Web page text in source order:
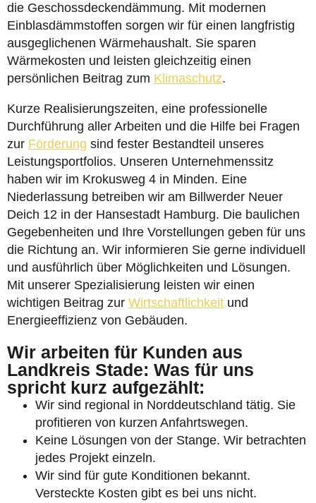
die Geschossdeckendämmung. Mit modernen
Einblasdämmstoffen sorgen wir für einen langfristig
ausgeglichenen Wärmehaushalt. Sie sparen
Wärmekosten und leisten gleichzeitig einen
persönlichen Beitrag zum Klimaschutz.
Kurze Realisierungszeiten, eine professionelle
Durchführung aller Arbeiten und die Hilfe bei Fragen
zur Förderung sind fester Bestandteil unseres
Leistungsportfolios. Unseren Unternehmenssitz
haben wir im Krokusweg 4 in Minden. Eine
Niederlassung betreiben wir am Billwerder Neuer
Deich 12 in der Hansestadt Hamburg. Die baulichen
Gegebenheiten und Ihre Vorstellungen geben für uns
die Richtung an. Wir informieren Sie gerne individuell
und ausführlich über Möglichkeiten und Lösungen.
Mit unserer Spezialisierung leisten wir einen
wichtigen Beitrag zur Wirtschaftlichkeit und
Energieeffizienz von Gebäuden.
Wir arbeiten für Kunden aus
Landkreis Stade: Was für uns
spricht kurz aufgezählt:
Wir sind regional in Norddeutschland tätig. Sie
profitieren von kurzen Anfahrtswegen.
Keine Lösungen von der Stange. Wir betrachten
jedes Projekt einzeln.
Wir sind für gute Konditionen bekannt.
Versteckte Kosten gibt es bei uns nicht.